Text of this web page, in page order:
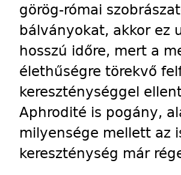
görög-római
bálványokat, akkor ez
hosszú időre, mert a
élethűségre törekvő
kereszténységgel
Aphrodité is pogány,
milyensége mellett az
kereszténység már